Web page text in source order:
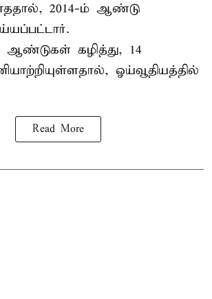
2014-ம் ஆண்டு
கழித்து, 14
ஓய்வூதியத்தில்
Read More